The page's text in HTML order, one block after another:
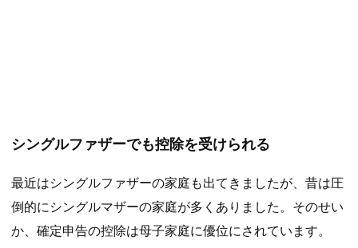
シングルファザーでも控除を受けられる
最近はシングルファザーの家庭も出てきましたが、昔は圧
倒的にシングルマザーの家庭が多くありました。そのせい
か、確定申告の控除は母子家庭に優位にされています。